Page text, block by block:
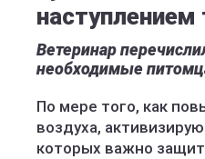
наступлением
Ветеринар
необходимые
По мере того, как
воздуха,
которых важно